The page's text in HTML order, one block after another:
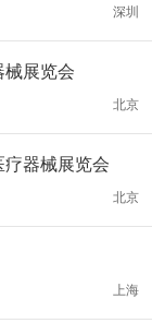
深圳
展览会
北京
器械展览会
北京
上海